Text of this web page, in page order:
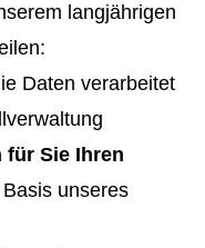
langjährigen
Daten verarbeitet
für Sie Ihren
unseres